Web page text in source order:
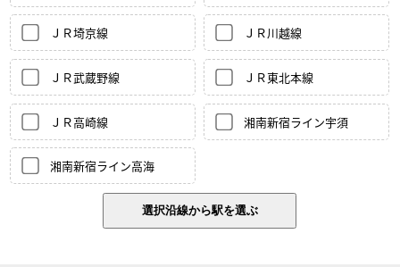
ＪＲ埼京線 ＪＲ川越線
ＪＲ武蔵野線 ＪＲ東北本線
ＪＲ高崎線 湘南新宿ライン宇須
湘南新宿ライン高海